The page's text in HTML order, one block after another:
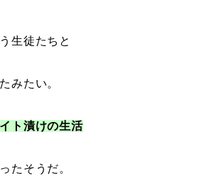
生徒たちと
みたい。
ト漬けの生活
たそうだ。